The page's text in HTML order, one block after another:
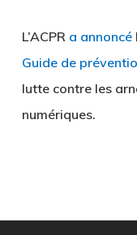
L’ACPR a annoncé
Guide de
lutte contre les
numériques.